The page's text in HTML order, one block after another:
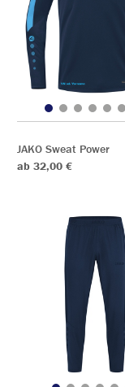
JAKO Sweat Power
ab 32,00 €